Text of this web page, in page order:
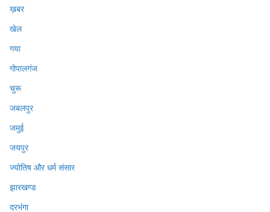
ख़बर
खेल
गया
गोपालगंज
चुरू
जबलपुर
जमुई
जयपुर
ज्योतिष और धर्म संसार
झारखण्ड
दरभंगा